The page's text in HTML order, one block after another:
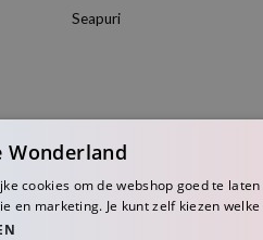
Seapuri
skincare specialized store in Europe
Wonderland
cookies om de webshop goed te
en marketing. Je kunt zelf kiezen